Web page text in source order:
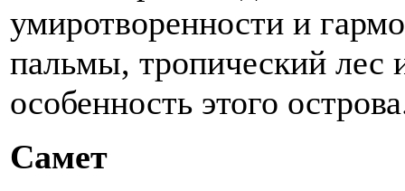
умиротворенности и
пальмы, тропический лес
особенность этого
Самет